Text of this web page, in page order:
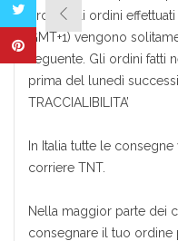
pronti. Gli ordini
GMT+1) vengono
seguente. Gli ordini fatti
prima del lunedì
TRACCIALIBILITA’
In Italia tutte le
corriere TNT.
Nella maggior parte dei
consegnare il tuo